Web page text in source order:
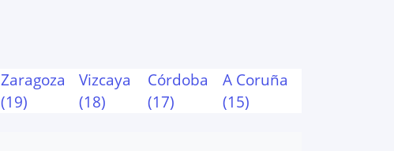
Zaragoza
(19)
Vizcaya
(18)
Córdoba
(17)
A Coruña
(15)